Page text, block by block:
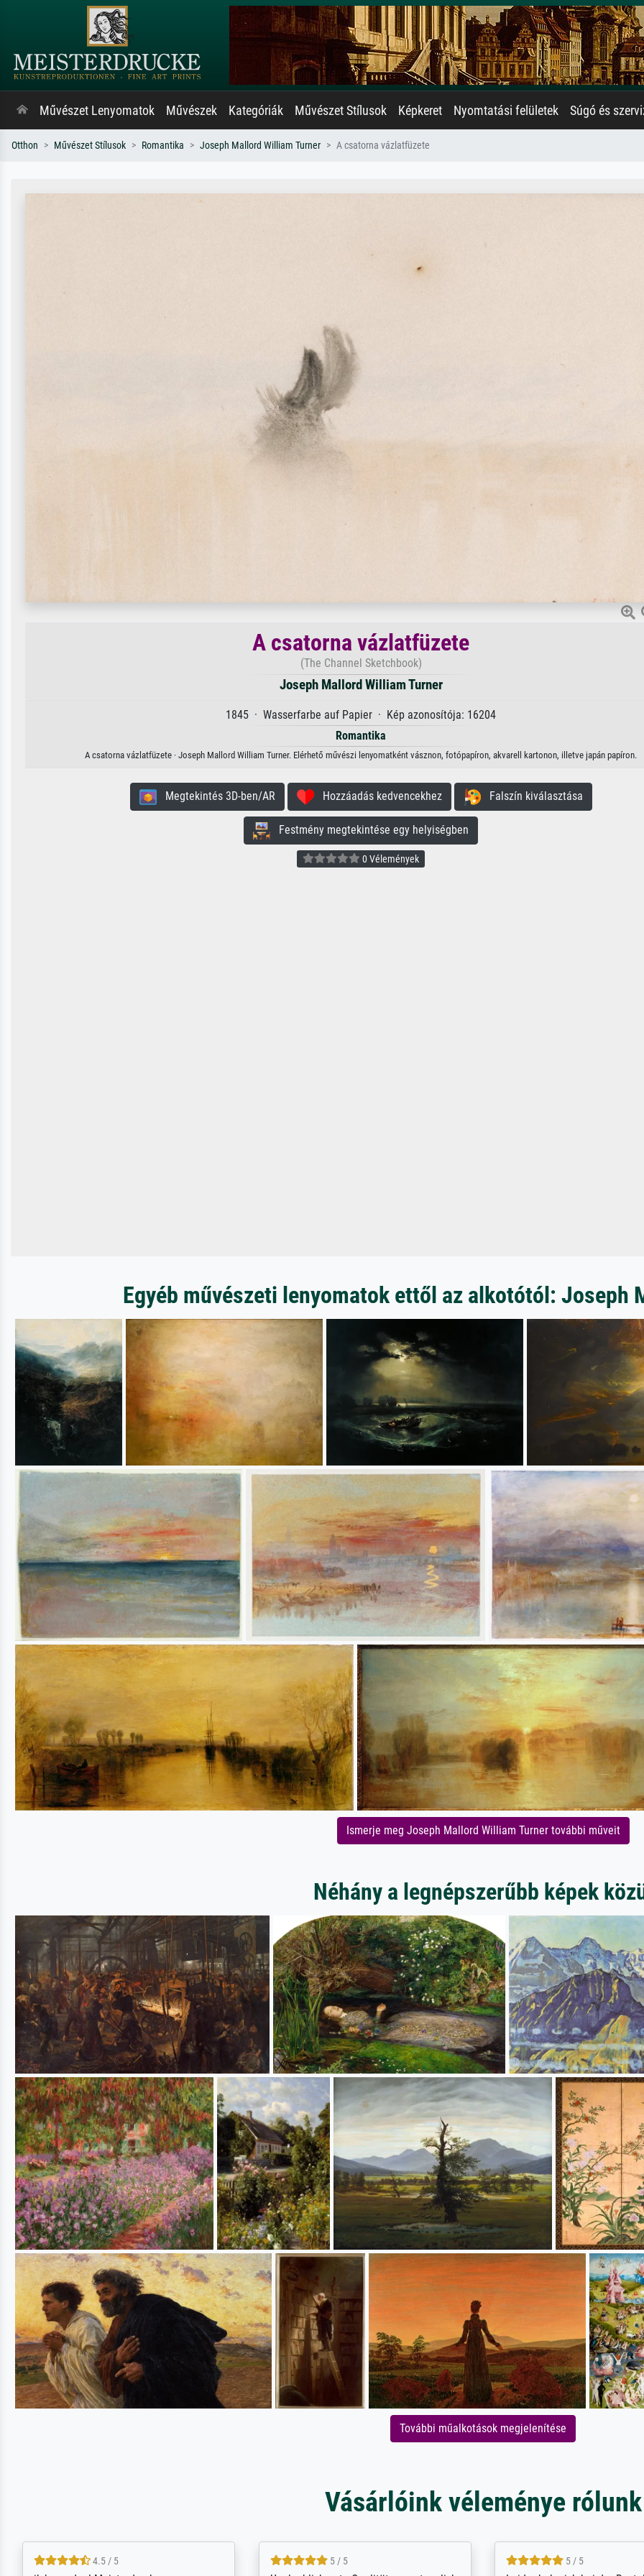
Művészet Lenyomatok Művészek Kategóriák Művészet Stílusok Képkeret Nyomtatási felületek Súgó és
Otthon Művészet Stílusok Romantika Joseph Mallord William Turner A csatorna vázlatfüzete
A csatorna vázlatfüzete
(The Channel Sketchbook)
Joseph Mallord William Turner
1845 · Wasserfarbe auf Papier · Kép azonosítója: 16204
Romantika
A csatorna vázlatfüzete · Joseph Mallord William Turner. Elérhető művészi lenyomatként vásznon, fotópapíron, akvarell kartonon, illetve japán papíron.
Megtekintés 3D-ben/AR Hozzáadás kedvencekhez Falszín kiválasztása
Festmény megtekintése egy helyiségben
0 Vélemények
Egyéb művészeti lenyomatok ettől az alkotótól: Joseph
Ismerje meg Joseph Mallord William Turner további műveit
Néhány a legnépszerűbb képek
További műalkotások megjelenítése
Vásárlóink véleménye rólunk
5 / 5 5 / 5 5 / 5